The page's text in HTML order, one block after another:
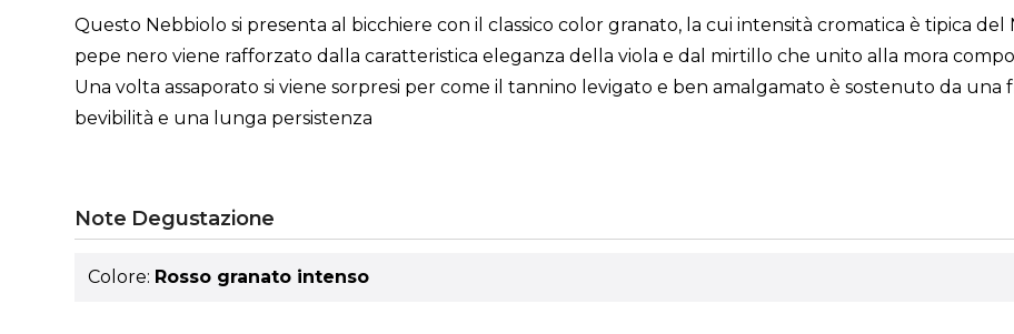
Questo Nebbiolo si presenta al bicchiere con il classico color granato, la cui intensità cromatica è tipica
pepe nero viene rafforzato dalla caratteristica eleganza della viola e dal mirtillo che unito alla mora
Una volta assaporato si viene sorpresi per come il tannino levigato e ben amalgamato è sostenuto da
bevibilità e una lunga persistenza
Note Degustazione
Colore: Rosso granato intenso